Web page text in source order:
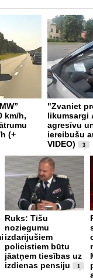
km/h,
(+
"Zvaniet
likumsargi
agresīvu
iereibušu
VIDEO)
3
Ruks: Tīšu
noziegumu
izdarījušiem
policistiem būtu
jāatņem tiesības uz
izdienas pensiju
1